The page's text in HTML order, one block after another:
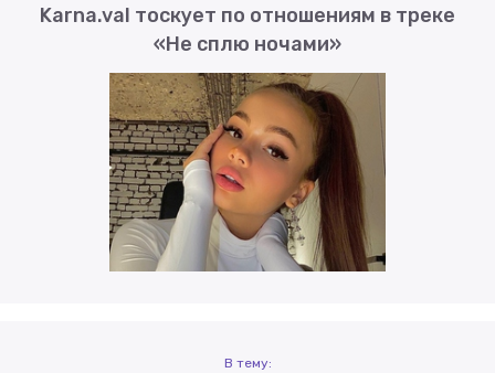
Karna.val тоскует по отношениям в треке
«Не сплю ночами»
В тему: